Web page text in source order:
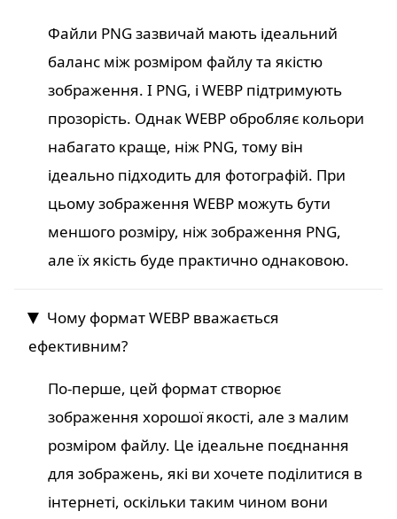
Файли PNG зазвичай мають ідеальний
баланс між розміром файлу та якістю
зображення. І PNG, і WEBP підтримують
прозорість. Однак WEBP обробляє кольори
набагато краще, ніж PNG, тому він
ідеально підходить для фотографій. При
цьому зображення WEBP можуть бути
меншого розміру, ніж зображення PNG,
але їх якість буде практично однаковою.
Чому формат WEBP вважається
ефективним?
По-перше, цей формат створює
зображення хорошої якості, але з малим
розміром файлу. Це ідеальне поєднання
для зображень, які ви хочете поділитися в
інтернеті, оскільки таким чином вони